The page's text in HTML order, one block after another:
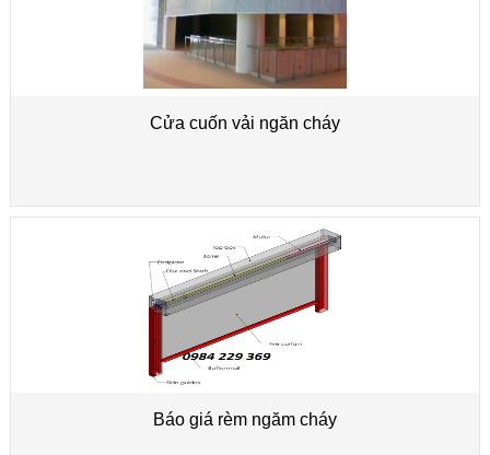
Cửa cuốn vải ngăn cháy
Báo giá rèm ngăm cháy